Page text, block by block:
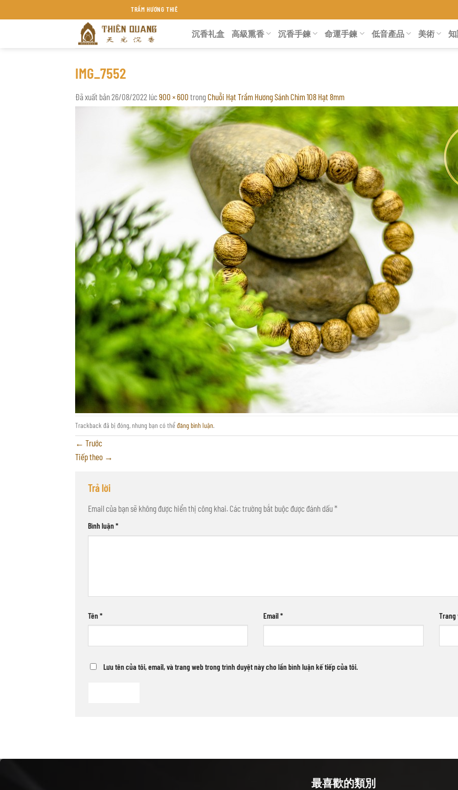
đến
TRẦM HƯƠNG THIÊN QUANG KHÁNH HÒA
沉香礼盒 高級熏香 沉香手鍊 命運手鍊 低音產品 美術
IMG_7552
Đã xuất bản26/08/2022 lúc900 × 600 trong Chuỗi Hạt Trầm Hương Sánh Chìm 108 Hạt 8mm
Trackback đã bị đóng, nhưng bạn có thểđăng bình luận.
← Trước
Tiếp theo →
Trả lời
Email của bạn sẽ không được hiển thị công khai. Các trường bắt buộc được đánh dấu*
Bình luận*
Tên* Email* Trang
Lưu tên của tôi, email, và trang web trong trình duyệt này cho lần bình luận kế tiếp của tôi.
最喜歡的類別